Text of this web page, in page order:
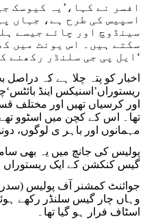
افسر نے کہا،’یہ کیوسک
اسپیس کی طرح ہے، جہاں
سینڈوچ اور چائے جیسے
سکتے ہیں۔ اس یونٹ میں
ایل پی جی سلنڈر رکھنے کی اجازت نہیں ہے۔‘
اخبار کو پتہ چلا ہے کہ دراصل
ریستوراں’اسنیکس اینڈ
اور کرسیاں تھیں اور مختلف
تھا۔ اس کے کچن میں اسٹوو تھے
مہمانوں اور باہر ی لوگوں،
پولیس کی جانچ میں یہ بھی
گیس کنکشن کے ایک ریستوراں
جوائنٹ کمشنر آف پولیس (سدرن
وہاں چار گیس سلنڈر رکھے
اسٹاف فرار ہو گیا تھا۔